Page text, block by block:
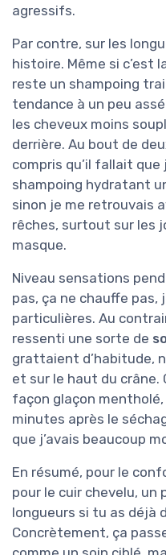
agressifs.
Par contre, sur les
histoire. Même si c’est
reste un shampoing
tendance à un peu
les cheveux moins
derrière. Au bout de
compris qu’il fallait
shampoing hydratant
sinon je me retrouvais
rêches, surtout sur les
masque.
Niveau sensations
pas, ça ne chauffe pas,
particulières. Au
ressenti une sorte de
grattaient d’habitude,
et sur le haut du crâne.
façon glaçon
minutes après le
que j’avais beaucoup
En résumé, pour le
pour le cuir chevelu, un
longueurs si tu as déjà
Concrètement, ça